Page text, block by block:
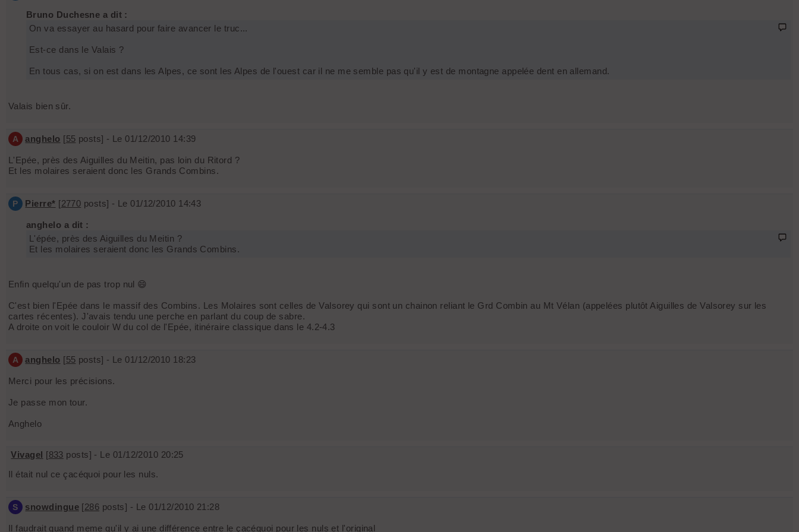
Bruno Duchesne a dit :
On va essayer au hasard pour faire avancer le truc...
Est-ce dans le Valais ?
En tous cas, si on est dans les Alpes, ce sont les Alpes de l'ouest car il ne me semble pas qu'il y est de montagne appelée dent en allemand.
Valais bien sûr.
A anghelo [55 posts] - Le 01/12/2010 14:39
L'Epée, près des Aiguilles du Meitin, pas loin du Ritord ?
Et les molaires seraient donc les Grands Combins.
P Pierre* [2770 posts] - Le 01/12/2010 14:43
anghelo a dit :
L'épée, près des Aiguilles du Meitin ?
Et les molaires seraient donc les Grands Combins.
Enfin quelqu'un de pas trop nul 😄
C'est bien l'Epée dans le massif des Combins. Les Molaires sont celles de Valsorey qui sont un chainon reliant le Grd Combin au Mt Vélan (appelées plutôt Aiguilles de Valsorey sur les
cartes récentes). J'avais tendu une perche en parlant du coup de sabre.
A droite on voit le couloir W du col de l'Epée, itinéraire classique dans le 4.2-4.3
A anghelo [55 posts] - Le 01/12/2010 18:23
Merci pour les précisions.
Je passe mon tour.
Anghelo
Vivagel [833 posts] - Le 01/12/2010 20:25
Il était nul ce çacéquoi pour les nuls.
S snowdingue[286 posts] - Le 01/12/2010 21:28
Il faudrait quand meme qu'il y ai une différence entre le çacéquoi pour les nuls et l'original